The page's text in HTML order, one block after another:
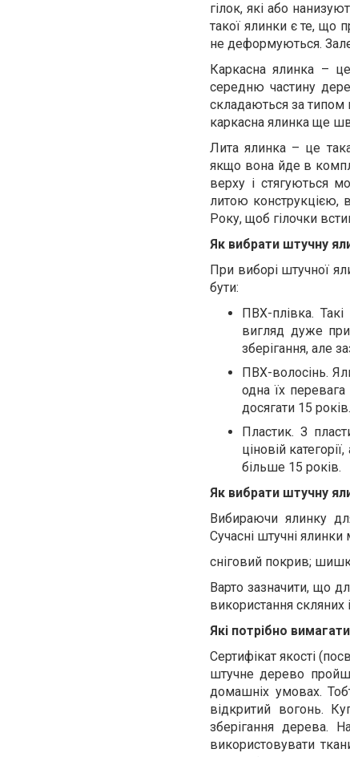
гілок, які або
такої ялинки є те, що
не деформуються.
Каркасна ялинка –
середню частину
складаються за типом
каркасна ялинка ще
Лита ялинка – це
якщо вона йде в
верху і стягуються
литою конструкцією,
Року, щоб гілочки
Як вибрати штучну
При виборі штучної
бути:
ПВХ-плівка.
вигляд дуже
зберігання, але
ПВХ-волосінь.
одна їх
досягати 15
Пластик. З
ціновій
більше 15 років.
Як вибрати штучну
Вибираючи ялинку
Сучасні штучні
сніговий покрив;
Варто зазначити, що
використання
Які потрібно
Сертифікат якості
штучне дерево
домашніх умовах.
відкритий вогонь.
зберігання дерева.
використовувати